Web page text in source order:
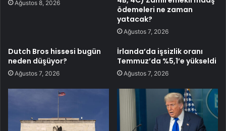
Ağustos 8, 2026
ödemeleri ne zaman
yatacak?
Ağustos 7, 2026
Dutch Bros hissesi bugün
neden düşüyor?
Ağustos 7, 2026
İrlanda’da işsizlik oranı
Temmuz’da %5,1’e yükseldi
Ağustos 7, 2026